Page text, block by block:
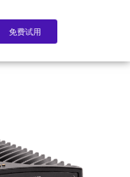
免费试用